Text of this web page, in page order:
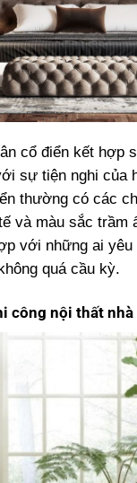
cổ điển kết hợp
sự tiện nghi của
thường có các
và màu sắc trầm
với những ai
quá cầu kỳ.
công nội thất